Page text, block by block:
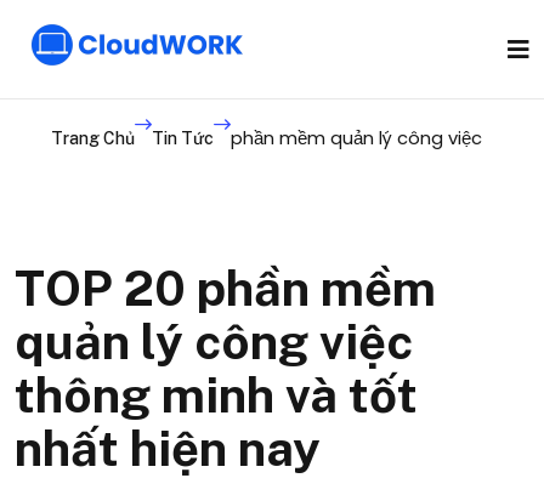
Trang Chủ Tin Tức phần mềm quản lý công việc
TOP 20 phần mềm
quản lý công việc
thông minh và tốt
nhất hiện nay